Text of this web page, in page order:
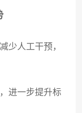
少人工干预，
进一步提升标